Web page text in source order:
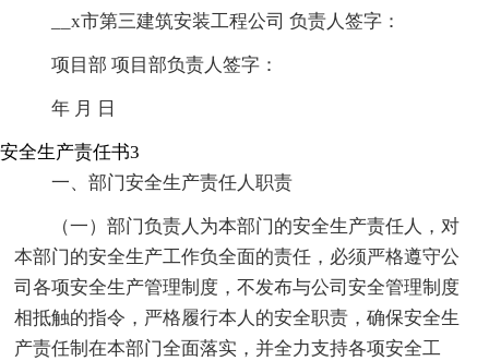
__x市第三建筑安装工程公司 负责人签字：
项目部 项目部负责人签字：
年 月 日
安全生产责任书3
一、部门安全生产责任人职责
（一）部门负责人为本部门的安全生产责任人，对
本部门的安全生产工作负全面的责任，必须严格遵守公
司各项安全生产管理制度，不发布与公司安全管理制度
相抵触的指令，严格履行本人的安全职责，确保安全生
产责任制在本部门全面落实，并全力支持各项安全工